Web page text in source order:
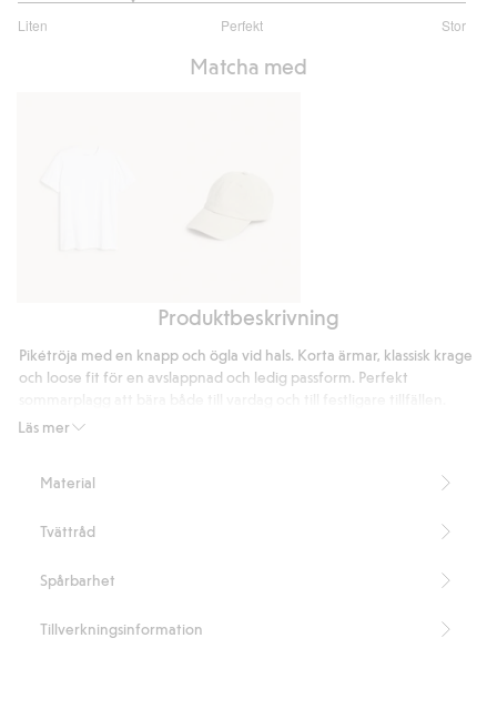
Liten Perfekt Stor
utav
Matcha med
shirt
bomull
Keps
tvättad
Produktbeskrivning
Läs mer
Pikétröja med en knapp och ögla vid hals. Korta ärmar, klassisk krage
och loose fit för en avslappnad och ledig passform. Perfekt
Avslappnad passform
Knapp & ögla vid halsen
Artikelnummer
Material
Tvättråd
Spårbarhet
Tillverkningsinformation